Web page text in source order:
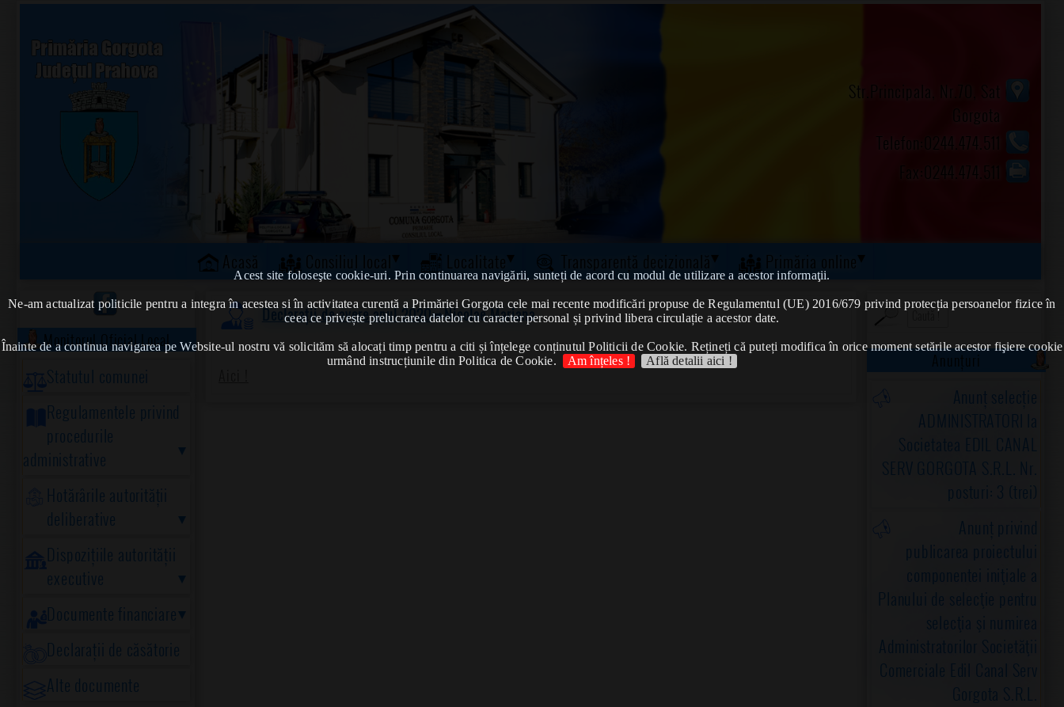
Acest site foloseşte cookie-uri. Prin continuarea navigării, sunteți de acord cu modul de utilizare a acestor informaţii.
Ne-am actualizat politicile pentru a integra în acestea si în activitatea curentă a Primăriei Gorgota cele mai recente modificări propuse de Regulamentul (UE) 2016/679 privind protecția persoanelor fizice în
ceea ce privește prelucrarea datelor cu caracter personal și privind libera circulație a acestor date.
Înainte de a continua navigarea pe Website-ul nostru vă solicităm să alocați timp pentru a citi și înțelege conținutul Politicii de Cookie. Rețineți că puteți modifica în orice moment setările acestor fişiere cookie
urmând instrucțiunile din Politica de Cookie.
Am înțeles ! Află detalii aici !
Acasă Consiliul local Localitate Transparență decizională Primăria online
Str.Principala, Nr.70, Sat
Gorgota
Telefon:0244.474.511
Monitorul Oficial Local
Statutul comunei
Regulamentele privind
procedurile
administrative
Hotărârile autorității
deliberative
Dispozițiile autorității
executive
Documente financiare
Declarații de căsătorie
Alte documente
Declarații de avere anul 2020➠Nicolae Mariana
Anunțuri
Anunț selecție
ADMINISTRATORI la
Societatea EDIL CANAL
SERV GORGOTA S.R.L. Nr.
posturi: 3 (trei)
Anunț privind
publicarea proiectului
componentei iniţiale a
Planului de selecţie pentru
selecţia şi numirea
Administratorilor Societăţii
Comerciale Edil Canal Serv
Gorgota S.R.L.